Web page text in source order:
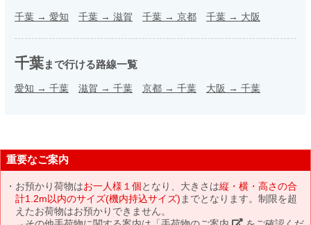
千葉 → 愛知 千葉 → 滋賀 千葉 → 京都 千葉 → 大阪
千葉まで行ける路線一覧
愛知 → 千葉 滋賀 → 千葉 京都 → 千葉 大阪 → 千葉
重要なご案内
お預かり荷物はお一人様１個となり、大きさは縦・横・高さの合
計1.2m以内のサイズ(機内持込サイズ) までとなります。制限を超
えたお荷物はお預かりできません。